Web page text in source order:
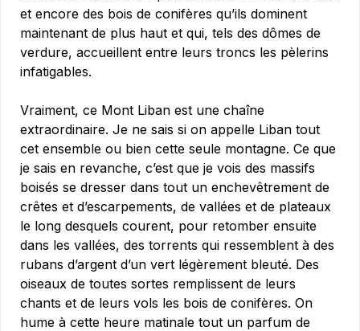
et encore des bois de conifères qu’ils dominent
maintenant de plus haut et qui, tels des dômes de
verdure, accueillent entre leurs troncs les pèlerins
infatigables.
Vraiment, ce Mont Liban est une chaîne
extraordinaire. Je ne sais si on appelle Liban tout
cet ensemble ou bien cette seule montagne. Ce que
je sais en revanche, c’est que je vois des massifs
boisés se dresser dans tout un enchevêtrement de
crêtes et d’escarpements, de vallées et de plateaux
le long desquels courent, pour retomber ensuite
dans les vallées, des torrents qui ressemblent à des
rubans d’argent d’un vert légèrement bleuté. Des
oiseaux de toutes sortes remplissent de leurs
chants et de leurs vols les bois de conifères. On
hume à cette heure matinale tout un parfum de